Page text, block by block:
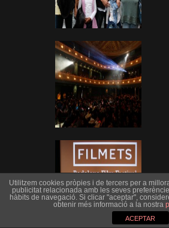
Utilitzem cookies pròpies i de tercers per a
publicitat relacionada amb les seves
hàbits de navegació. Si clicar "aceptar",
obtenir més informació a la nostra
ACEPTAR